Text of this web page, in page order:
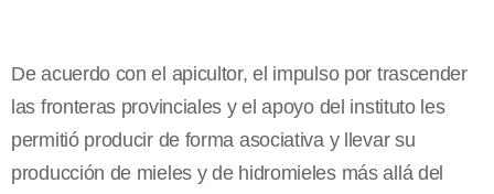
De acuerdo con el apicultor, el impulso por trascender
las fronteras provinciales y el apoyo del instituto les
permitió producir de forma asociativa y llevar su
producción de mieles y de hidromieles más allá del